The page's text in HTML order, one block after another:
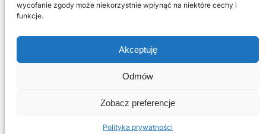
wycofanie zgody może niekorzystnie wpłynąć na niektóre cechy i
funkcje.
Akceptuję
Odmów
Zobacz preferencje
Polityka prywatności
Projekty Prywatność i regulamin
Polityka cookie